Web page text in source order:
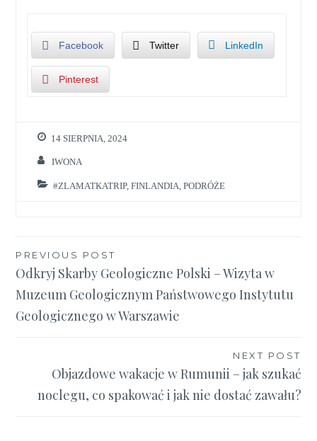
Facebook Twitter LinkedIn
Pinterest
14 SIERPNIA, 2024
IWONA
#ZLAMATKATRIP,FINLANDIA ,PODRÓŻE
Nawigacja
wpisu
PREVIOUS POST
Odkryj Skarby Geologiczne Polski – Wizyta w
Muzeum Geologicznym Państwowego Instytutu
Geologicznego w Warszawie
NEXT POST
Objazdowe wakacje w Rumunii – jak szukać
noclegu, co spakować i jak nie dostać zawału?